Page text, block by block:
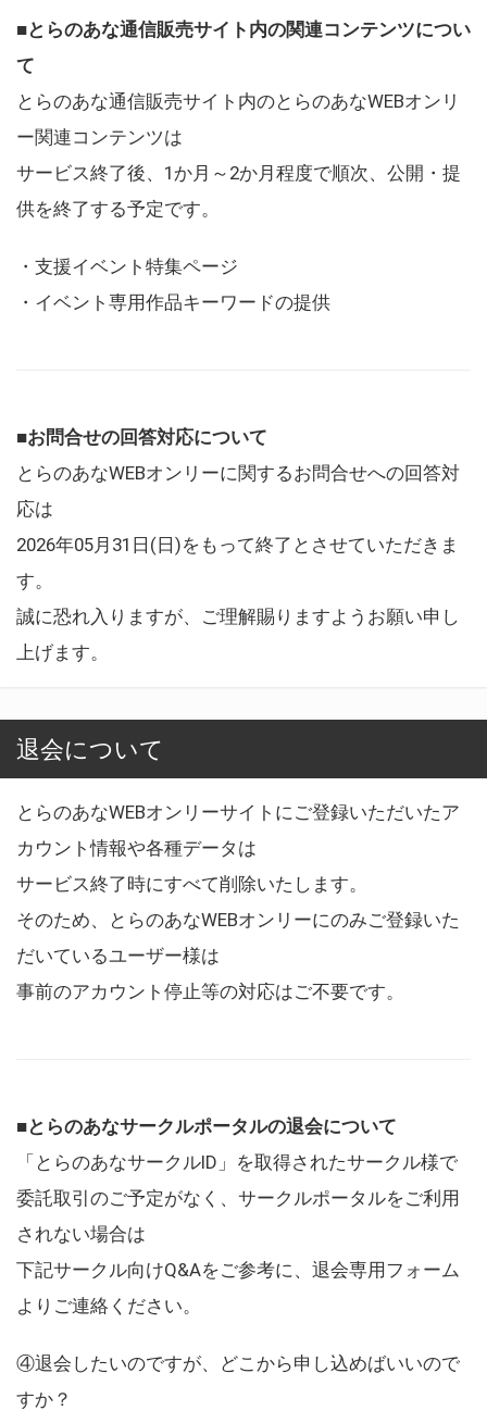
■とらのあな通信販売サイト内の関連コンテンツについ
て
とらのあな通信販売サイト内のとらのあなWEBオンリ
ー関連コンテンツは
サービス終了後、1か月～2か月程度で順次、公開・提
供を終了する予定です。
・支援イベント特集ページ
・イベント専用作品キーワードの提供
■お問合せの回答対応について
とらのあなWEBオンリーに関するお問合せへの回答対
応は
2026年05月31日(日)をもって終了とさせていただきま
す。
誠に恐れ入りますが、ご理解賜りますようお願い申し
上げます。
退会について
とらのあなWEBオンリーサイトにご登録いただいたア
カウント情報や各種データは
サービス終了時にすべて削除いたします。
そのため、とらのあなWEBオンリーにのみご登録いた
だいているユーザー様は
事前のアカウント停止等の対応はご不要です。
■とらのあなサークルポータルの退会について
「とらのあなサークルID」を取得されたサークル様で
委託取引のご予定がなく、サークルポータルをご利用
されない場合は
下記サークル向けQ&Aをご参考に、退会専用フォーム
よりご連絡ください。
④退会したいのですが、どこから申し込めばいいので
すか？